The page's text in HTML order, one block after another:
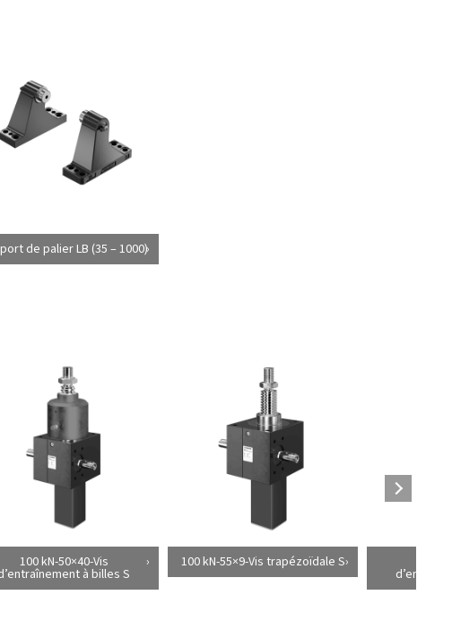
de palier LB (35 – 1000)
100 kN-50×40-Vis
à billes S
100 kN-55×9-Vis trapézoïdale S